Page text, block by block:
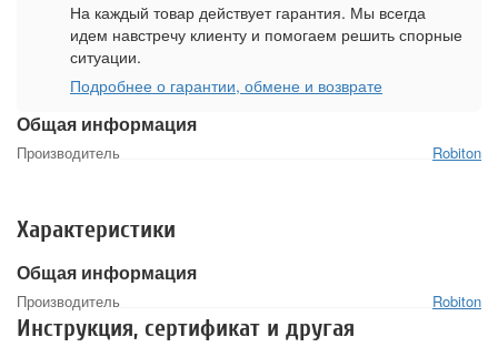
Общая информация
Производитель Robiton
На каждый товар действует гарантия. Мы всегда
идем навстречу клиенту и помогаем решить спорные
ситуации.
Подробнее о гарантии, обмене и возврате
Характеристики
Общая информация
Производитель Robiton
Инструкция, сертификат и другая